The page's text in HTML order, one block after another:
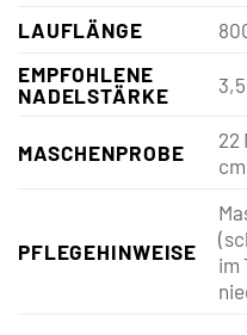
LAUFLÄNGE
EMPFOHLENE
NADELSTÄRKE
MASCHENPROBE
22
cm
PFLEGEHINWEISE
im